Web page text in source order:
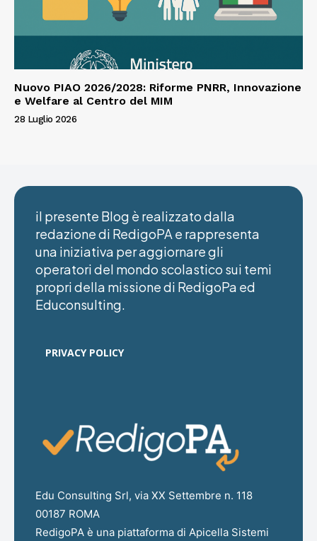
Nuovo PIAO 2026/2028: Riforme PNRR, Innovazione
e Welfare al Centro del MIM
28 Luglio 2026
il presente Blog è realizzato dalla
redazione di RedigoPA e rappresenta
una iniziativa per aggiornare gli
operatori del mondo scolastico sui temi
propri della missione di RedigoPa ed
Educonsulting.
PRIVACY POLICY
Edu Consulting Srl, via XX Settembre n. 118
00187 ROMA
RedigoPA è una piattaforma di Apicella Sistemi